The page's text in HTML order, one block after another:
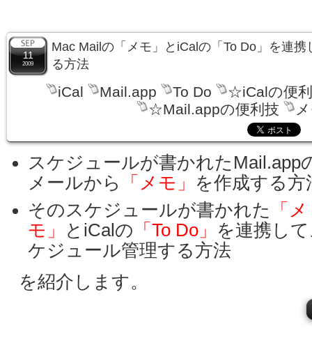
11
2009
Mac Mailの「メモ」とiCalの「To Do」を連
る方法
iCal Mail.app To Do
☆iCalの便
☆Mail.appの便利技
スケジュールが書かれたMail.app
メールから
「メモ」
を作成する方
そのスケジュールが書かれた
「メ
モ」
とiCalの 「To Do」
を連携し
ケジュール管理する方法
を紹介します。